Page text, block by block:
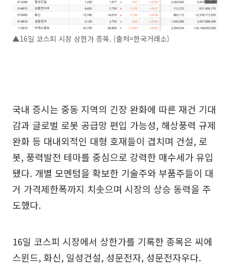
▲16일 코스피 시장 상한가 종목. (출처=한국거래소)
국내 증시는 중동 지역의 긴장 완화에 따른 재건 기대
감과 글로벌 로봇 공급망 편입 가능성, 해상풍력 규제
완화 등 대내외적인 대형 호재들이 겹치며 건설, 로
봇, 풍력발전 테마를 중심으로 강력한 매수세가 유입
됐다. 개별 모멘텀을 확보한 기술주와 부품주들이 대
거 가격제한폭까지 치솟으며 시장의 상승 동력을 주
도했다.
16일 코스피 시장에서 상한가를 기록한 종목은 씨에
스윈드, 화신, 일성건설, 성문전자, 성문전자우다.